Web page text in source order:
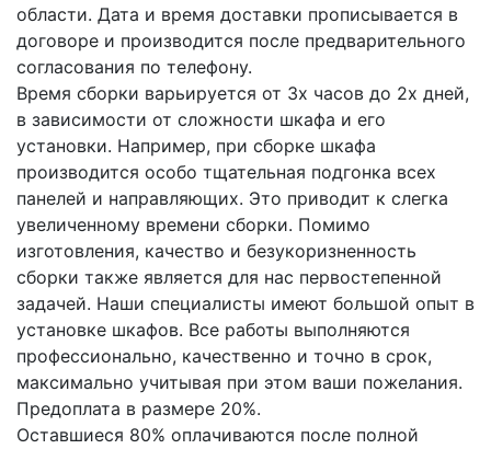
области. Дата и время доставки прописывается в
договоре и производится после предварительного
согласования по телефону.
Время сборки варьируется от 3х часов до 2х дней,
в зависимости от сложности шкафа и его
установки. Например, при сборке шкафа
производится особо тщательная подгонка всех
панелей и направляющих. Это приводит к слегка
увеличенному времени сборки. Помимо
изготовления, качество и безукоризненность
сборки также является для нас первостепенной
задачей. Наши специалисты имеют большой опыт в
установке шкафов. Все работы выполняются
профессионально, качественно и точно в срок,
максимально учитывая при этом ваши пожелания.
Предоплата в размере 20%.
Оставшиеся 80% оплачиваются после полной